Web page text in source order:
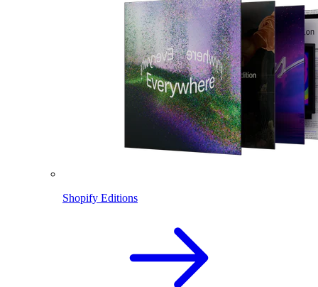
Shopify Editions